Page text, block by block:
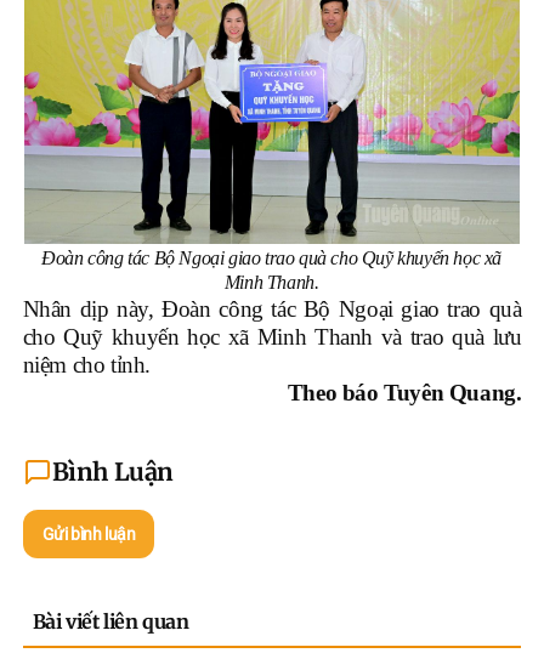
Đoàn công tác Bộ Ngoại giao trao quà cho Quỹ khuyến học xã
Minh Thanh.
Nhân dịp này, Đoàn công tác Bộ Ngoại giao trao quà
cho Quỹ khuyến học xã Minh Thanh và trao quà lưu
niệm cho tỉnh.
Theo báo Tuyên Quang.
Bình Luận
Gửi bình luận
Bài viết liên quan